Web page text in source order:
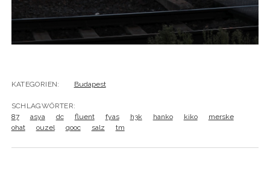
KATEGORIEN: Budapest
SCHLAGWÖRTER:
87
asya dc fluent fyas h3k hanko kiko
merske
ohat
ouzel qooc salz tm